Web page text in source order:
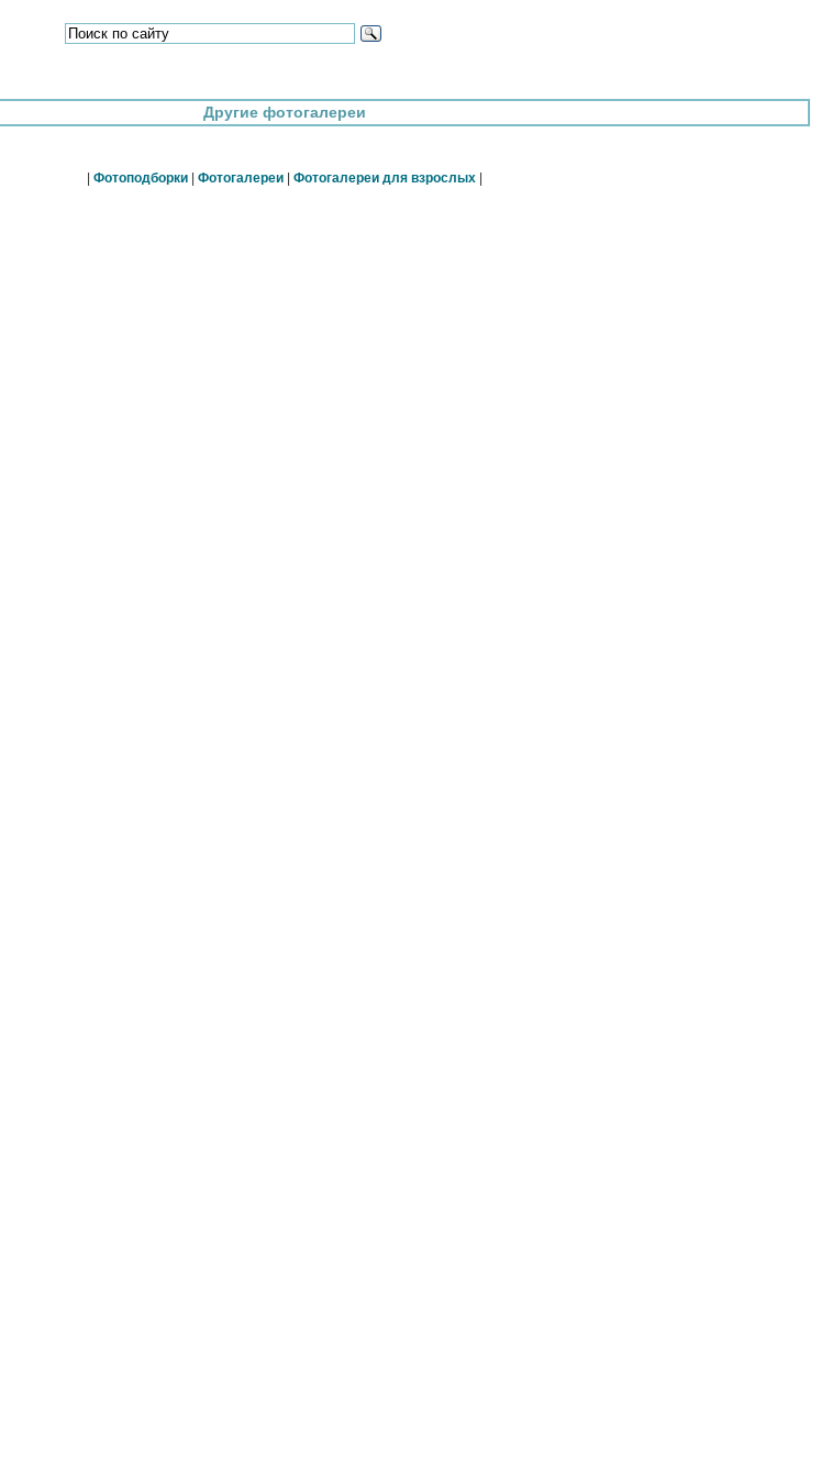
Другие фотогалереи
Фотоподборки| Фотогалереи| Фотогалереи для взрослых|